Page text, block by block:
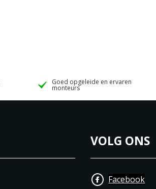
Goed opgeleide en ervaren
monteurs
VOLG ONS
Facebook